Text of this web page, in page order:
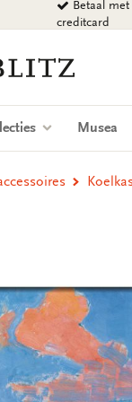
Betaal
creditcard
Musea